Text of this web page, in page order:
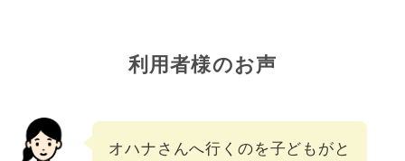
利用者様のお声
オハナさんへ行くのを子どもがと